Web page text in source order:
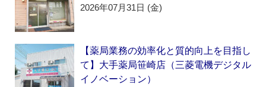
2026年07月31日 (金)
【薬局業務の効率化と質的向上を目指し
て】大手薬局笹崎店（三菱電機デジタル
イノベーション）